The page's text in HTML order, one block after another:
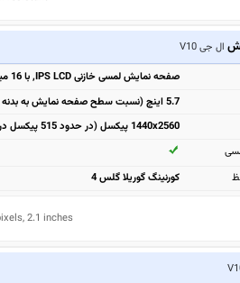
ال جی V10
صفحه نمایش لمسی خازنی IPS LCD, با 16 میلیون رنگ
5.7 اینچ (نسبت سطح صفحه نمایش به بدنه در حدود 70.8 درصد)
1440x2560 پیکسل (در حدود 515 پیکسل در هر اینچ)
کورنینگ گوریلا گلس 4
2.1 inches